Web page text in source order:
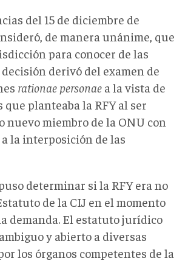
del 15 de diciembre de
de manera unánime, que
para conocer de las
decisión derivó del examen de
rationae personae a la vista de
planteaba la RFY al ser
nuevo miembro de la ONU con
la interposición de las
determinar si la RFY era no
de la CIJ en el momento
demanda. El estatuto jurídico
y abierto a diversas
los órganos competentes de la